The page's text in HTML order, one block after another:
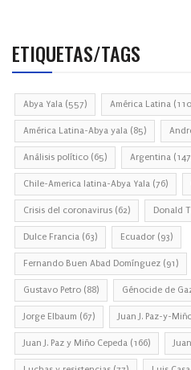
ETIQUETAS/TAGS
Abya Yala (557) América Latina
América Latina-Abya yala (85)
Análisis político (65) Argentina
Chile-America latina-Abya Yala (76)
Crisis del coronavirus (62) Donald
Dulce Francia (63) Ecuador (93)
Fernando Buen Abad Domínguez (91)
Gustavo Petro (88) Génocide de
Jorge Elbaum (67) Juan J. Paz-y-
Juan J. Paz y Miño Cepeda (166)